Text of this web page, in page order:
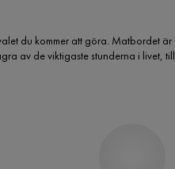
du kommer att göra. Matbordet är
av de viktigaste stunderna i livet,